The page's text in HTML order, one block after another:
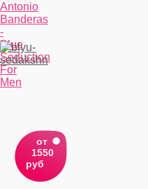
Antonio
Banderas
-
Blue
Seduction
For
Men
от
1550
руб